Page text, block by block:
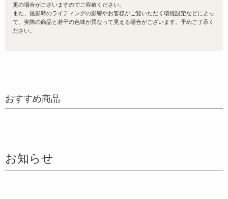
更の場合がございますのでご容赦ください。
また、撮影時のライティングの影響やお客様がご覧いただく環境設定などによっ
て、実際の商品と若干の色味が異なって見える場合がございます。予めご了承く
ださい。
おすすめ商品
お知らせ